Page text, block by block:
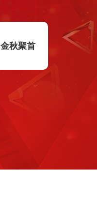
金秋聚首